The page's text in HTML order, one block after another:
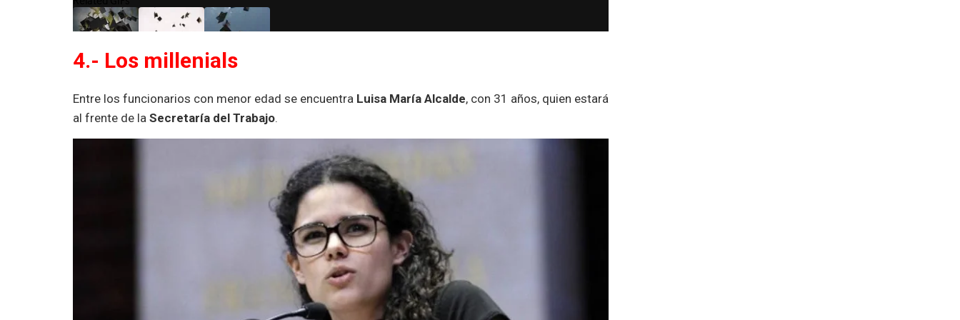
4.- Los millenials
Entre los funcionarios con menor edad se encuentra Luisa María Alcalde, con 31 años, quien estará
al frente de la Secretaría del Trabajo.